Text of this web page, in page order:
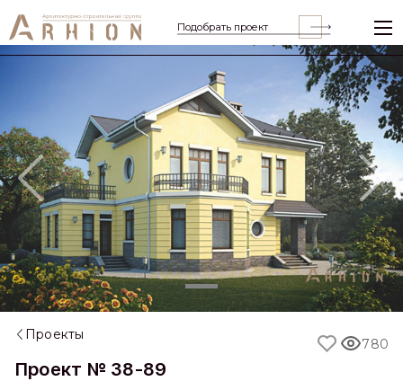
Подобрать проект
Previous
Проекты
Проект № 38-89
780